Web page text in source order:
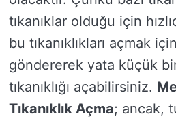
tıkanıklar olduğu için
bu tıkanıklıkları açmak
göndererek yata küçük
tıkanıklığı açabilirsiniz.
Tıkanıklık Açma; ancak,